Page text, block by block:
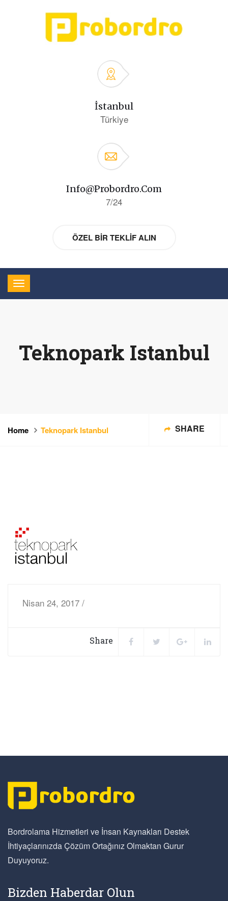
İstanbul
Türkiye
Info@probordro.com
7/24
ÖZEL BIR TEKLIF ALIN
Teknopark Istanbul
Home Teknopark Istanbul SHARE
Nisan 24, 2017 /
Share
Bordrolama Hizmetleri ve İnsan Kaynakları Destek
İhtiyaçlarınızda Çözüm Ortağınız Olmaktan Gurur
Duyuyoruz.
Bizden Haberdar Olun